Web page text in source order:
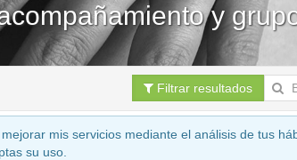
y
Filtrar resultados
mis servicios mediante el análisis de tus
su uso.